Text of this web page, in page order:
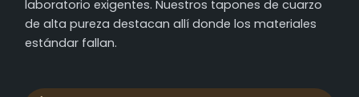
laboratorio exigentes. Nuestros tapones de cuarzo
de alta pureza destacan allí donde los materiales
estándar fallan.